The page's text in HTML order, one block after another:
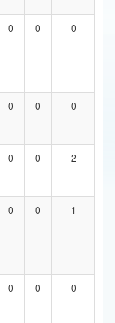
0 0 0
0 0 0
0 0 2
0 0 1
0 0 0